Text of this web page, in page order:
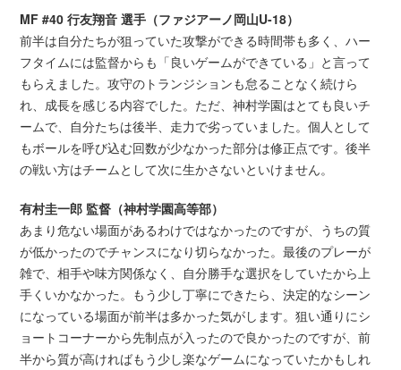
MF #40 行友翔音 選手（ファジアーノ岡山U-18）
前半は自分たちが狙っていた攻撃ができる時間帯も多く、ハー
フタイムには監督からも「良いゲームができている」と言って
もらえました。攻守のトランジションも怠ることなく続けら
れ、成長を感じる内容でした。ただ、神村学園はとても良いチ
ームで、自分たちは後半、走力で劣っていました。個人として
もボールを呼び込む回数が少なかった部分は修正点です。後半
の戦い方はチームとして次に生かさないといけません。
有村圭一郎 監督（神村学園高等部）
あまり危ない場面があるわけではなかったのですが、うちの質
が低かったのでチャンスになり切らなかった。最後のプレーが
雑で、相手や味方関係なく、自分勝手な選択をしていたから上
手くいかなかった。もう少し丁寧にできたら、決定的なシーン
になっている場面が前半は多かった気がします。狙い通りにシ
ョートコーナーから先制点が入ったので良かったのですが、前
半から質が高ければもう少し楽なゲームになっていたかもしれ